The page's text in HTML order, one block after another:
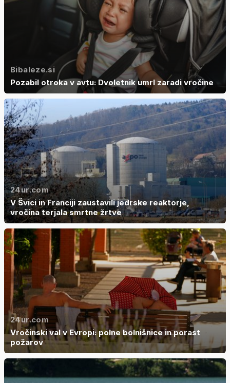
Bibaleze.si
Pozabil otroka v avtu: Dvoletnik umrl zaradi vročine
24ur.com
V Švici in Franciji zaustavili jedrske reaktorje,
vročina terjala smrtne žrtve
24ur.com
Vročinski val v Evropi: polne bolnišnice in porast
požarov